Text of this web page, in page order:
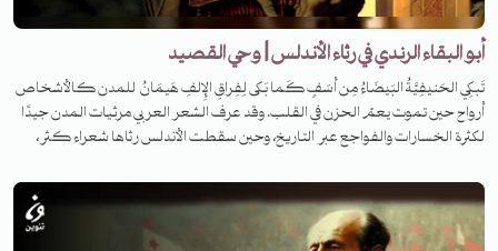
أبو البقاء الرندي في رثاء الأندلس | وحي القصيد
تَبكِي الحَنيفِيَّةُ البَيضَاءُ مِن أَسَفٍ كَما بَكى لِفِراقِ الإِلفِ هَيمَانُ للمدن كالأشخاص
أرواح حين تموت يعمّ الحزن في القلب. وقد عرف الشعر العربي مرثيات المدن جيدًا
لكثرة الخسارات والفواجع عبر التاريخ، وحين سقطت الأندلس رثاها شعراء كثر،
القصيدة؟